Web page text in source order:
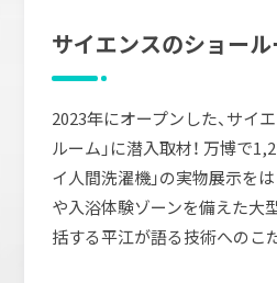
サイエンスのショール
2023年にオープンした、サイ
ルーム」に潜入取材！ 万博で
イ人間洗濯機」の実物展示を
や入浴体験ゾーンを備えた大
括する平江が語る技術へのこ